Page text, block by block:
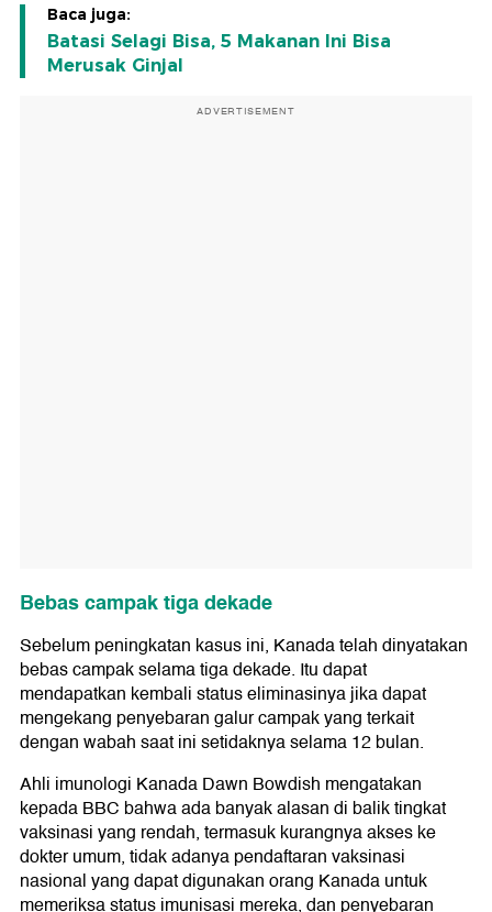
Baca juga:
Batasi Selagi Bisa, 5 Makanan Ini Bisa
Merusak Ginjal
ADVERTISEMENT
Bebas campak tiga dekade
Sebelum peningkatan kasus ini, Kanada telah dinyatakan
bebas campak selama tiga dekade. Itu dapat
mendapatkan kembali status eliminasinya jika dapat
mengekang penyebaran galur campak yang terkait
dengan wabah saat ini setidaknya selama 12 bulan.
Ahli imunologi Kanada Dawn Bowdish mengatakan
kepada BBC bahwa ada banyak alasan di balik tingkat
vaksinasi yang rendah, termasuk kurangnya akses ke
dokter umum, tidak adanya pendaftaran vaksinasi
nasional yang dapat digunakan orang Kanada untuk
memeriksa status imunisasi mereka, dan penyebaran